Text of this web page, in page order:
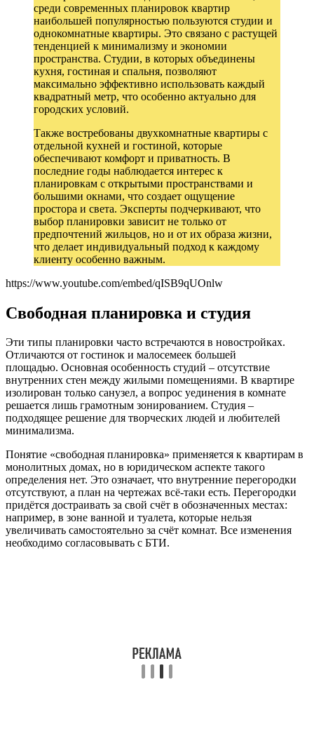
среди современных планировок квартир
наибольшей популярностью пользуются студии и
однокомнатные квартиры. Это связано с растущей
тенденцией к минимализму и экономии
пространства. Студии, в которых объединены
кухня, гостиная и спальня, позволяют
максимально эффективно использовать каждый
квадратный метр, что особенно актуально для
городских условий.
Также востребованы двухкомнатные квартиры с
отдельной кухней и гостиной, которые
обеспечивают комфорт и приватность. В
последние годы наблюдается интерес к
планировкам с открытыми пространствами и
большими окнами, что создает ощущение
простора и света. Эксперты подчеркивают, что
выбор планировки зависит не только от
предпочтений жильцов, но и от их образа жизни,
что делает индивидуальный подход к каждому
клиенту особенно важным.
https://www.youtube.com/embed/qISB9qUOnlw
Свободная планировка и студия
Эти типы планировки часто встречаются в новостройках.
Отличаются от гостинок и малосемеек большей
площадью. Основная особенность студий – отсутствие
внутренних стен между жилыми помещениями. В квартире
изолирован только санузел, а вопрос уединения в комнате
решается лишь грамотным зонированием. Студия –
подходящее решение для творческих людей и любителей
минимализма.
Понятие «свободная планировка» применяется к квартирам в
монолитных домах, но в юридическом аспекте такого
определения нет. Это означает, что внутренние перегородки
отсутствуют, а план на чертежах всё-таки есть. Перегородки
придётся достраивать за свой счёт в обозначенных местах:
например, в зоне ванной и туалета, которые нельзя
увеличивать самостоятельно за счёт комнат. Все изменения
необходимо согласовывать с БТИ.